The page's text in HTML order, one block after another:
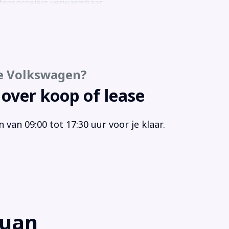
verwarmbaar
stop systeem
snelheidsafhankelijk
verstelbaar
verwarmd
herkenning
Volkswagen?
koop of lease
van 09:00 tot 17:30 uur voor je klaar.